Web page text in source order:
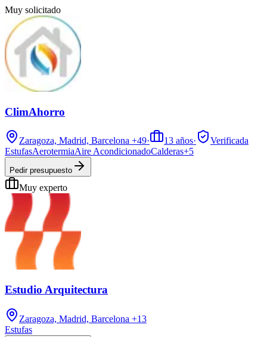
Muy solicitado
ClimAhorro
Zaragoza, Madrid, Barcelona +49· 13 años·
Verificada
EstufasAerotermiaAire AcondicionadoCalderas+5
Pedir presupuesto
Muy experto
Estudio Arquitectura
Zaragoza, Madrid, Barcelona +13
Estufas